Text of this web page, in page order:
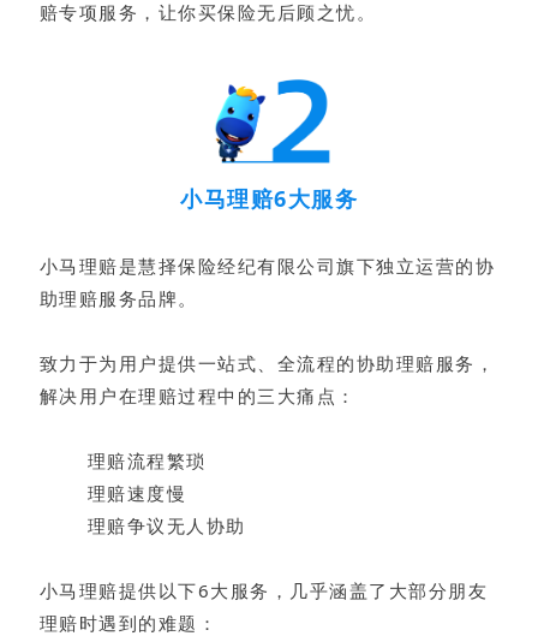
赔专项服务，让你买保险无后顾之忧。
小马理赔6大服务
小马理赔是慧择保险经纪有限公司旗下独立运营的协
助理赔服务品牌。
致力于为用户提供一站式、全流程的协助理赔服务，
解决用户在理赔过程中的三大痛点：
理赔流程繁琐
理赔速度慢
理赔争议无人协助
小马理赔提供以下6大服务，几乎涵盖了大部分朋友
理赔时遇到的难题：